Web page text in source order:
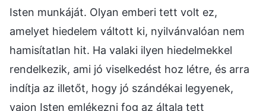
Isten munkáját. Olyan emberi tett volt ez,
amelyet hiedelem váltott ki, nyilvánvalóan nem
hamisítatlan hit. Ha valaki ilyen hiedelmekkel
rendelkezik, ami jó viselkedést hoz létre, és arra
indítja az illetőt, hogy jó szándékai legyenek,
vajon Isten emlékezni fog az általa tett